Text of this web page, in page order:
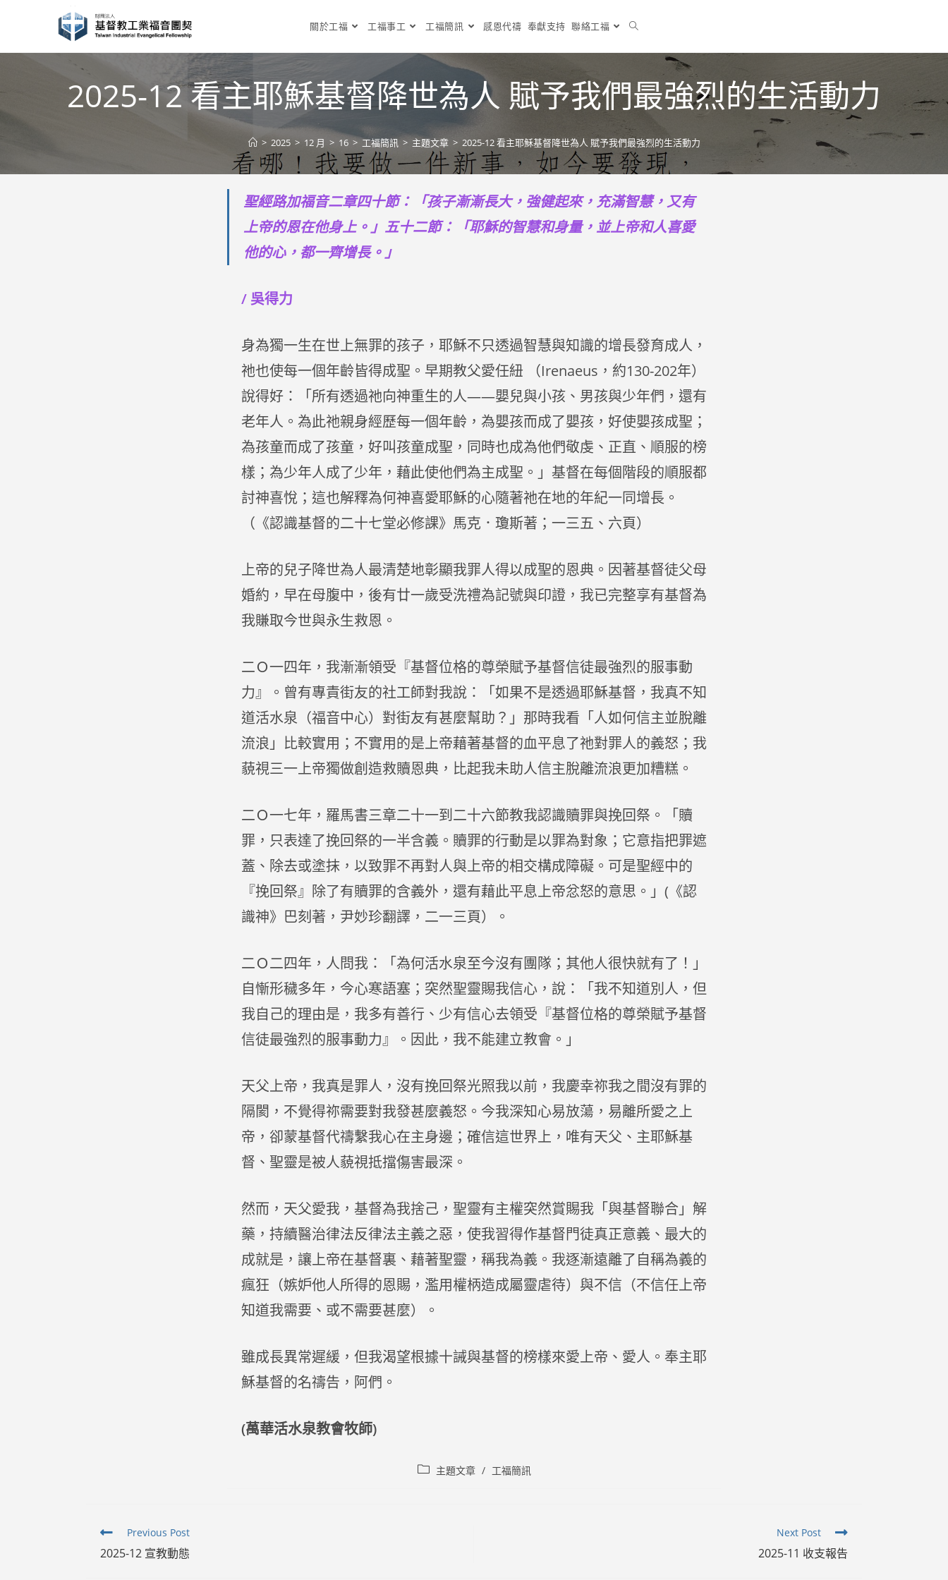
關於工福 工福事工 工福簡訊 感恩代禱 奉獻支持 聯絡工福
2025-12 看主耶穌基督降世為人 賦予我們最強烈的生活動力
> 2025 > 12 月 > 16 > 工福簡訊 > 主題文章 > 2025-12 看主耶穌基督降世為人 賦予我們最強烈的生活動力
聖經路加福音二章四十節：「孩子漸漸長大，強健起來，充滿智慧，又有
上帝的恩在他身上。」五十二節：「耶穌的智慧和身量，並上帝和人喜愛
他的心，都一齊增長。」
/ 吳得力
身為獨一生在世上無罪的孩子，耶穌不只透過智慧與知識的增長發育成人，
祂也使每一個年齡皆得成聖。早期教父愛任紐 （Irenaeus，約130-202年）
說得好：「所有透過祂向神重生的人——嬰兒與小孩、男孩與少年們，還有
老年人。為此祂親身經歷每一個年齡，為嬰孩而成了嬰孩，好使嬰孩成聖；
為孩童而成了孩童，好叫孩童成聖，同時也成為他們敬虔、正直、順服的榜
樣；為少年人成了少年，藉此使他們為主成聖。」基督在每個階段的順服都
討神喜悅；這也解釋為何神喜愛耶穌的心隨著祂在地的年紀一同增長。
（《認識基督的二十七堂必修課》馬克．瓊斯著；一三五、六頁）
上帝的兒子降世為人最清楚地彰顯我罪人得以成聖的恩典。因著基督徒父母
婚約，早在母腹中，後有廿一歲受洗禮為記號與印證，我已完整享有基督為
我賺取今世與永生救恩。
二Ｏ一四年，我漸漸領受『基督位格的尊榮賦予基督信徒最強烈的服事動
力』。曾有專責街友的社工師對我說：「如果不是透過耶穌基督，我真不知
道活水泉（福音中心）對街友有甚麼幫助？」那時我看「人如何信主並脫離
流浪」比較實用；不實用的是上帝藉著基督的血平息了祂對罪人的義怒；我
藐視三一上帝獨做創造救贖恩典，比起我未助人信主脫離流浪更加糟糕。
二Ｏ一七年，羅馬書三章二十一到二十六節教我認識贖罪與挽回祭。「贖
罪，只表達了挽回祭的一半含義。贖罪的行動是以罪為對象；它意指把罪遮
蓋、除去或塗抹，以致罪不再對人與上帝的相交構成障礙。可是聖經中的
『挽回祭』除了有贖罪的含義外，還有藉此平息上帝忿怒的意思。」(《認
識神》巴刻著，尹妙珍翻譯，二一三頁）。
二Ｏ二四年，人問我：「為何活水泉至今沒有團隊；其他人很快就有了！」
自慚形穢多年，今心寒語塞；突然聖靈賜我信心，說：「我不知道別人，但
我自己的理由是，我多有善行、少有信心去領受『基督位格的尊榮賦予基督
信徒最強烈的服事動力』。因此，我不能建立教會。」
天父上帝，我真是罪人，沒有挽回祭光照我以前，我慶幸祢我之間沒有罪的
隔閡，不覺得祢需要對我發甚麼義怒。今我深知心易放蕩，易離所愛之上
帝，卻蒙基督代禱繫我心在主身邊；確信這世界上，唯有天父、主耶穌基
督、聖靈是被人藐視抵擋傷害最深。
然而，天父愛我，基督為我捨己，聖靈有主權突然賞賜我「與基督聯合」解
藥，持續醫治律法反律法主義之惡，使我習得作基督門徒真正意義、最大的
成就是，讓上帝在基督裏、藉著聖靈，稱我為義。我逐漸遠離了自稱為義的
瘋狂（嫉妒他人所得的恩賜，濫用權柄造成屬靈虐待）與不信（不信任上帝
知道我需要、或不需要甚麼）。
雖成長異常遲緩，但我渴望根據十誡與基督的榜樣來愛上帝、愛人。奉主耶
穌基督的名禱告，阿們。
(萬華活水泉教會牧師)
Post 主題文章 / 工福簡訊
Read
articles
Previous Post
2025-12 宣教動態
Next Post
2025-11 收支報告